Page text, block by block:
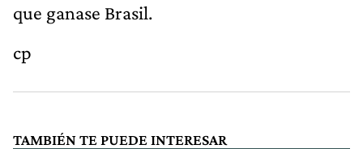
que ganase Brasil.
cp
TAMBIÉN TE PUEDE INTERESAR